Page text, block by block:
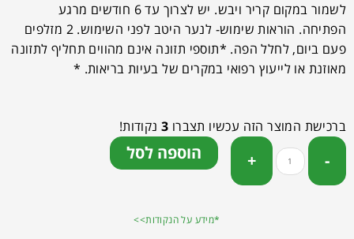
לשמור במקום קריר ויבש. יש לצרוך עד 6 חודשים מרגע
הפתיחה. הוראות שימוש- לנער היטב לפני השימוש. 2 מזלפים
פעם ביום, לחלל הפה. *תוספי תזונה אינם מהווים תחליף לתזונה
מאוזנת או לייעוץ רפואי במקרים של בעיות בריאות. *
ברכישת המוצר הזה עכשיו תצברו 3 נקודות!
הוספה לסל
*מידע על הנקודות>>